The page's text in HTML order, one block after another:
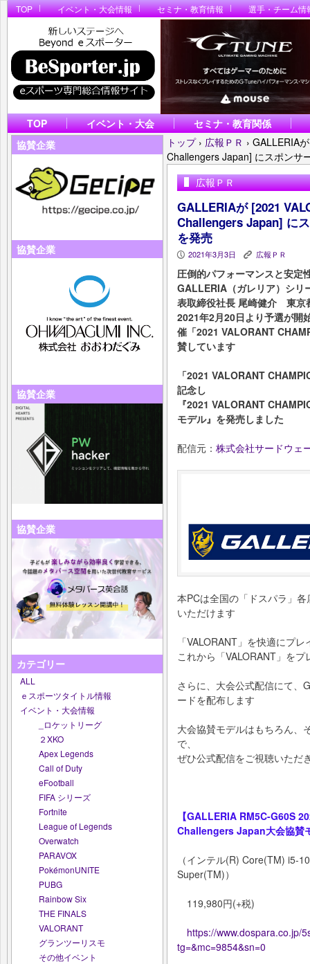
TOP イベント・大会情報 セミナ・教育情報 選手・チーム情
TOP イベント・大会
セミナ・教育関係
協賛企業
協賛企業
協賛企業
協賛企業
カテゴリー
ALL
ｅスポーツタイトル情報
イベント・大会情報
_ロケットリーグ
２XKO
Apex Legends
Call of Duty
eFootball
FIFA シリーズ
Fortnite
League of Legends
Overwatch
PARAVOX
PokémonUNITE
PUBG
Rainbow Six
THE FINALS
VALORANT
グランツーリスモ
その他イベント
トップ › 広報ＰＲ › GALLERIA
Challengers Japan] にスポンサ
広報ＰＲ
GALLERIAが [2021
Challengers Japan] に
を発売
P 2021年3月3日 K 広報ＰＲ
圧倒的パフォーマンスと安定
GALLERIA（ガレリア）シリ
表取締役社長 尾崎健介 東京
2021年2月20日より予選が開
催「2021 VALORANT
賛しています
「2021 VALORANT
記念し
『2021 VALORANT
モデル』を発売しました
配信元： 株式会社サードウェ
本PCは全国の「ドスパラ」
いただけます
「VALORANT」を快適にプ
これから「VALORANT」を
さらに、大会公式配信にて、
ードを配布します
大会協賛モデルはもちろん、
で、
ぜひ公式配信をご視聴いただ
【GALLERIA RM5C-G60S
Challengers Japan大会協賛
（インテル(R) Core(TM) i5-
Super(TM)）
119,980円(+税)
https://www.dospara.co.jp/
tg=&mc=9854&sn=0